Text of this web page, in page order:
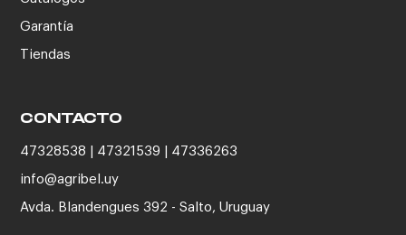
Garantía
Tiendas
CONTACTO
47328538 | 47321539 | 47336263
info@agribel.uy
Avda. Blandengues 392 - Salto, Uruguay